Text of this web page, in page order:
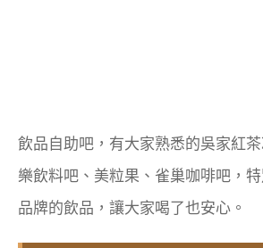
飲品自助吧，有大家熟悉的吳家紅
樂飲料吧、美粒果、雀巢咖啡吧，
品牌的飲品，讓大家喝了也安心。